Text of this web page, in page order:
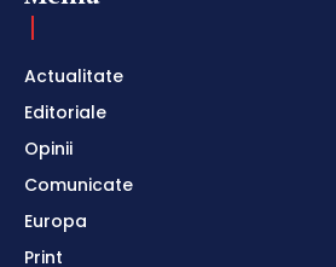
Actualitate
Editoriale
Opinii
Comunicate
Europa
Print